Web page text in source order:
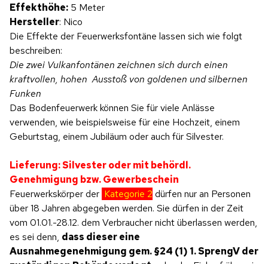
Effekthöhe: 5 Meter
Hersteller: Nico
Die Effekte der Feuerwerksfontäne lassen sich wie folgt
beschreiben:
Die zwei Vulkanfontänen zeichnen sich durch einen
kraftvollen, hohen Ausstoß von goldenen und silbernen
Funken
Das Bodenfeuerwerk können Sie für viele Anlässe
verwenden, wie beispielsweise für eine Hochzeit, einem
Geburtstag, einem Jubiläum oder auch für Silvester.
Lieferung: Silvester oder mit behördl.
Genehmigung bzw. Gewerbeschein
Feuerwerkskörper der Kategorie 2 dürfen nur an Personen
über 18 Jahren abgegeben werden. Sie dürfen in der Zeit
vom 01.01.-28.12. dem Verbraucher nicht überlassen werden,
es sei denn, dass dieser eine
Ausnahmegenehmigung gem. §24 (1) 1. SprengV der